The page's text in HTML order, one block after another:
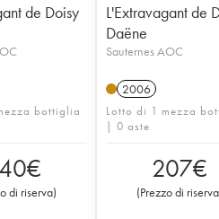
de Doisy
bottiglia
€
di riserva)
L'Extravagant de
Daëne
Sauternes AOC
2006
Lotto di 1 mezza
| 0 aste
207€
(Prezzo di riserva